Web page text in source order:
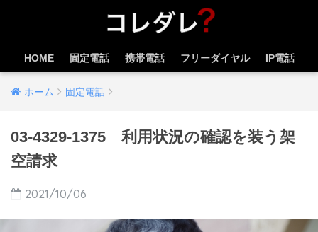
HOME 固定電話 携帯電話 フリーダイヤル IP電話
ホーム 固定電話
03-4329-1375 利用状況の確認を装う架
空請求
2021/10/06